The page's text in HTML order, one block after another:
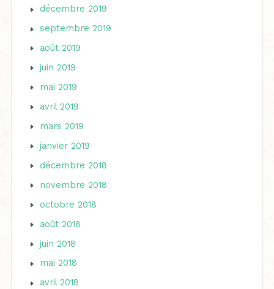
décembre 2019
septembre 2019
août 2019
juin 2019
mai 2019
avril 2019
mars 2019
janvier 2019
décembre 2018
novembre 2018
octobre 2018
août 2018
juin 2018
mai 2018
avril 2018